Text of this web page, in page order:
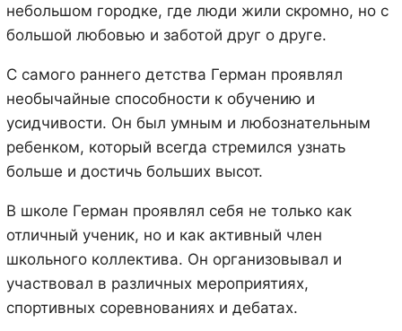
небольшом городке, где люди жили скромно, но с
большой любовью и заботой друг о друге.
С самого раннего детства Герман проявлял
необычайные способности к обучению и
усидчивости. Он был умным и любознательным
ребенком, который всегда стремился узнать
больше и достичь больших высот.
В школе Герман проявлял себя не только как
отличный ученик, но и как активный член
школьного коллектива. Он организовывал и
участвовал в различных мероприятиях,
спортивных соревнованиях и дебатах.